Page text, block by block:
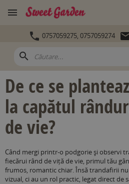

 0757059275, 0757059274
search
De ce se
la capătul
de vie?
Când mergi printr-o podgorie și observi
fiecărui rând de viță de vie, primul tău
frumos, romantic chiar. Însă trandafirii
vizual, ci au un rol practic, legat direct de